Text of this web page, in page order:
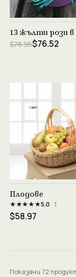
Виж
13 жълти рози
$78.95$76.52
Виж
Плодове
★★★★★5.0· 1
$58.97
Показани 72